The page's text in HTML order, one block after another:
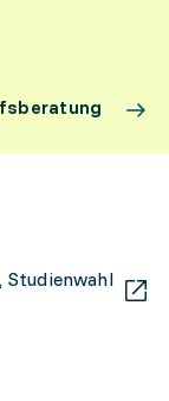
Studienwahl